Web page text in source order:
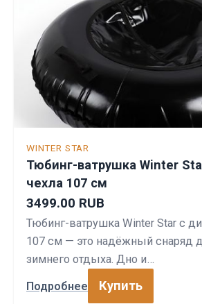
WINTER STAR
Тюбинг-ватрушка Winter
чехла 107 см
3499.00 RUB
Тюбинг-ватрушка Winter Star с
107 см — это надёжный снаряд
зимнего отдыха. Дно и…
Подробнее Купить